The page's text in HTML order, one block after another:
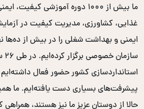
ما بیش از ۱۰۰۰ دوره آموزشی
غذایی، کشاورزی، مدیریت کیفیت در
ایمنی و بهداشت شغلی را در بیش از ده‌ها
استانداردسازی کشور حضور فعال
پیشرفت‌های بسیاری دست یافته‌ایم. ما
حالا از دوستان عزیز ما نیز هستند، همراهی